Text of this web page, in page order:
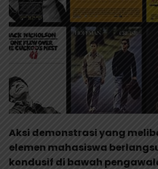
Aksi demonstrasi yang
elemen mahasiswa
kondusif di bawah